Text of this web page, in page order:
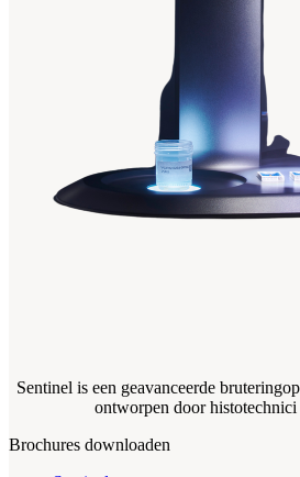
Sentinel is een geavanceerde
ontworpen door
Brochures downloaden